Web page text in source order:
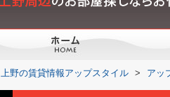
上野の賃貸情報アップスタイル > アッ